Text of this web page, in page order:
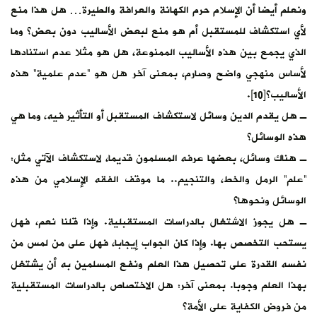
ونعلم أيضا أن الإسلام حرم الكهانة والعرافة والطيرة… هل هذا منع
لأي استكشاف للمستقبل أم هو منع لبعض الأساليب دون بعض؟ وما
الذي يجمع بين هذه الأساليب الممنوعة، هل هو مثلا عدم استنادها
لأساس منهجي واضح وصارم، بمعنى آخر هل هو “عدم علمية” هذه
الأساليب؟[10].
ـ هل يقدم الدين وسائل لاستكشاف المستقبل أو التأثير فيه، وما هي
هذه الوسائل؟
ـ هناك وسائل، بعضها عرفه المسلمون قديما، لاستكشاف الآتي مثل:
“علم” الرمل والخط، والتنجيم.. ما موقف الفقه الإسلامي من هذه
الوسائل ونحوها؟
ـ هل يجوز الاشتغال بالدراسات المستقبلية. وإذا قلنا نعم، فهل
يستحب التخصص بها. وإذا كان الجواب إيجابا، فهل على من لمس من
نفسه القدرة على تحصيل هذا العلم ونفع المسلمين به أن يشتغل
بهذا العلم وجوبا. بمعنى آخر: هل الاختصاص بالدراسات المستقبلية
من فروض الكفاية على الأمة؟